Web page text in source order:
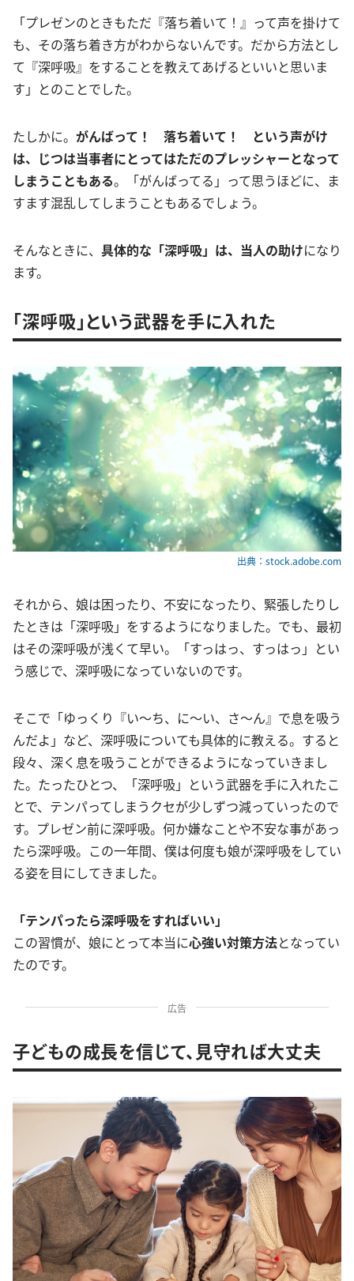
「プレゼンのときもただ『落ち着いて！』って声を掛けて
も、その落ち着き方がわからないんです。だから方法とし
て『深呼吸』をすることを教えてあげるといいと思いま
す」とのことでした。
たしかに。 がんばって！ 落ち着いて！ という声がけ
は、じつは当事者にとってはただのプレッシャーとなって
しまうこともある。「がんばってる」って思うほどに、ま
すます混乱してしまうこともあるでしょう。
そんなときに、 具体的な「深呼吸」は、当人の助けになり
ます。
「深呼吸」という武器を手に入れた
出典：stock.adobe.com
それから、娘は困ったり、不安になったり、緊張したりし
たときは「深呼吸」をするようになりました。でも、最初
はその深呼吸が浅くて早い。「すっはっ、すっはっ」とい
う感じで、深呼吸になっていないのです。
そこで「ゆっくり『い〜ち、に〜い、さ〜ん』で息を吸う
んだよ」など、深呼吸についても具体的に教える。すると
段々、深く息を吸うことができるようになっていきまし
た。たったひとつ、「深呼吸」という武器を手に入れたこ
とで、テンパってしまうクセが少しずつ減っていったので
す。プレゼン前に深呼吸。何か嫌なことや不安な事があっ
たら深呼吸。この一年間、僕は何度も娘が深呼吸をしてい
る姿を目にしてきました。
「テンパったら深呼吸をすればいい」
この習慣が、娘にとって本当に心強い対策方法となってい
たのです。
広告
子どもの成長を信じて、見守れば大丈夫